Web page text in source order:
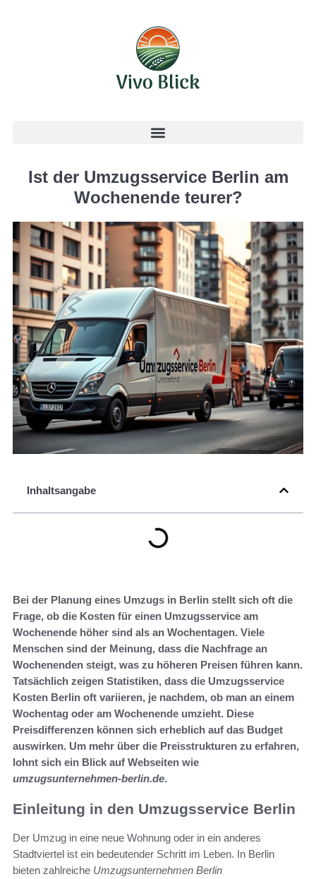
Ist der Umzugsservice Berlin am
Wochenende teurer?
Inhaltsangabe
Bei der Planung eines Umzugs in Berlin stellt sich oft die
Frage, ob die Kosten für einen Umzugsservice am
Wochenende höher sind als an Wochentagen. Viele
Menschen sind der Meinung, dass die Nachfrage an
Wochenenden steigt, was zu höheren Preisen führen kann.
Tatsächlich zeigen Statistiken, dass die Umzugsservice
Kosten Berlin oft variieren, je nachdem, ob man an einem
Wochentag oder am Wochenende umzieht. Diese
Preisdifferenzen können sich erheblich auf das Budget
auswirken. Um mehr über die Preisstrukturen zu erfahren,
lohnt sich ein Blick auf Webseiten wie
umzugsunternehmen-berlin.de.
Einleitung in den Umzugsservice Berlin
Der Umzug in eine neue Wohnung oder in ein anderes
Stadtviertel ist ein bedeutender Schritt im Leben. In Berlin
bieten zahlreiche Umzugsunternehmen Berlin